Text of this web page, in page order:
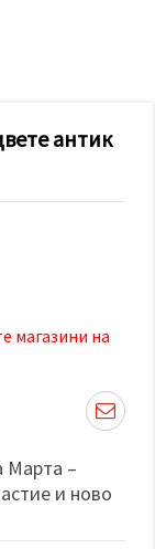
антик
магазини на
Марта –
и ново